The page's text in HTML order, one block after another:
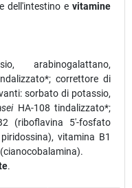
dell'intestino e vitamine
arabinogalattano,
correttore di
sorbato di potassio,
HA-108 tindalizzato*;
(riboflavina 5'-fosfato
vitamina B1
.